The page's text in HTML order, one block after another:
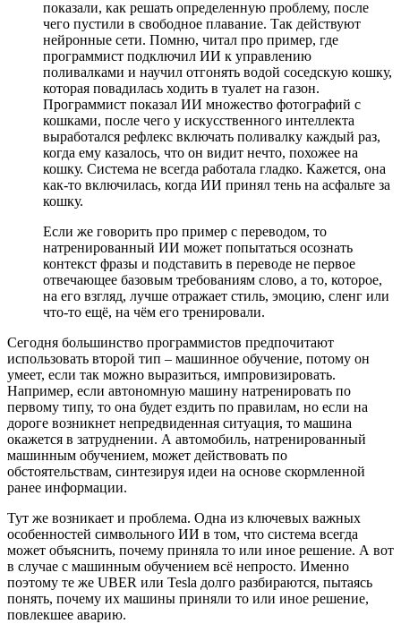
показали, как решать определенную проблему, после
чего пустили в свободное плавание. Так действуют
нейронные сети. Помню, читал про пример, где
программист подключил ИИ к управлению
поливалками и научил отгонять водой соседскую кошку,
которая повадилась ходить в туалет на газон.
Программист показал ИИ множество фотографий с
кошками, после чего у искусственного интеллекта
выработался рефлекс включать поливалку каждый раз,
когда ему казалось, что он видит нечто, похожее на
кошку. Система не всегда работала гладко. Кажется, она
как-то включилась, когда ИИ принял тень на асфальте за
кошку.
Если же говорить про пример с переводом, то
натренированный ИИ может попытаться осознать
контекст фразы и подставить в переводе не первое
отвечающее базовым требованиям слово, а то, которое,
на его взгляд, лучше отражает стиль, эмоцию, сленг или
что-то ещё, на чём его тренировали.
Сегодня большинство программистов предпочитают
использовать второй тип – машинное обучение, потому он
умеет, если так можно выразиться, импровизировать.
Например, если автономную машину натренировать по
первому типу, то она будет ездить по правилам, но если на
дороге возникнет непредвиденная ситуация, то машина
окажется в затруднении. А автомобиль, натренированный
машинным обучением, может действовать по
обстоятельствам, синтезируя идеи на основе скормленной
ранее информации.
Тут же возникает и проблема. Одна из ключевых важных
особенностей символьного ИИ в том, что система всегда
может объяснить, почему приняла то или иное решение. А вот
в случае с машинным обучением всё непросто. Именно
поэтому те же UBER или Tesla долго разбираются, пытаясь
понять, почему их машины приняли то или иное решение,
повлекшее аварию.